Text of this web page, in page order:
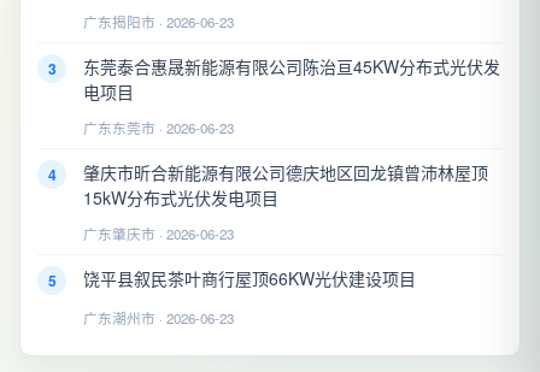
广东揭阳市 · 2026-06-23
3
东莞泰合惠晟新能源有限公司陈治亘45KW分布式光伏发
电项目
广东东莞市 · 2026-06-23
4
肇庆市昕合新能源有限公司德庆地区回龙镇曾沛林屋顶
15kW分布式光伏发电项目
广东肇庆市 · 2026-06-23
5 饶平县叙民茶叶商行屋顶66KW光伏建设项目
广东潮州市 · 2026-06-23